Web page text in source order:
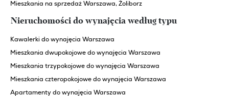
Mieszkania na sprzedaż Warszawa, Żoliborz
Nieruchomości do wynajęcia według typu
Kawalerki do wynajęcia Warszawa
Mieszkania dwupokojowe do wynajęcia Warszawa
Mieszkania trzypokojowe do wynajęcia Warszawa
Mieszkania czteropokojowe do wynajęcia Warszawa
Apartamenty do wynajęcia Warszawa